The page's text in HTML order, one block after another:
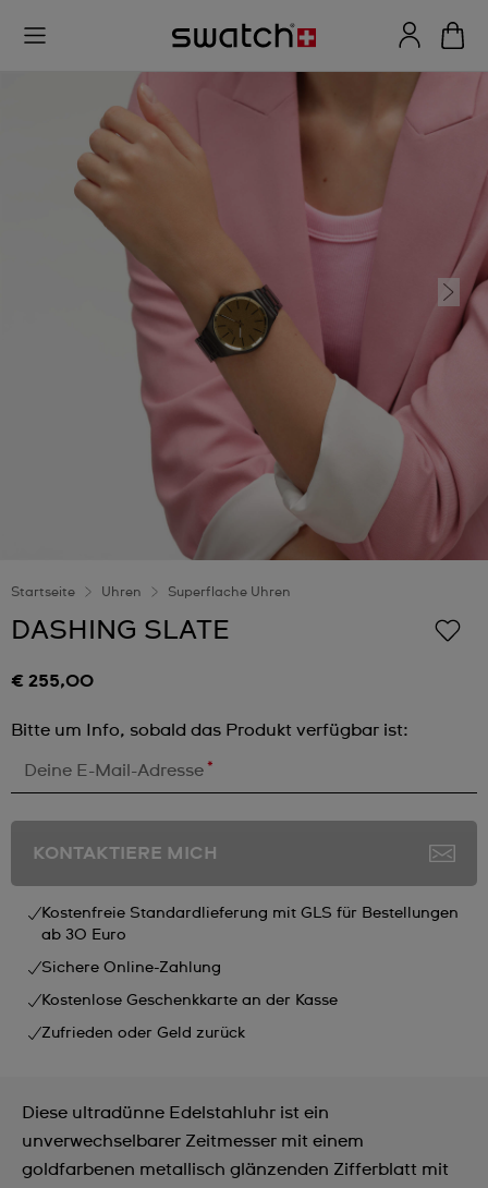
Startseite Uhren Superflache Uhren
DASHING SLATE
€ 255,00
Bitte um Info, sobald das Produkt verfügbar ist:
Deine E-Mail-Adresse *
KONTAKTIERE MICH
Kostenfreie Standardlieferung mit GLS für Bestellungen
ab 30 Euro
Sichere Online-Zahlung
Kostenlose Geschenkkarte an der Kasse
Zufrieden oder Geld zurück
Diese ultradünne Edelstahluhr ist ein
unverwechselbarer Zeitmesser mit einem
goldfarbenen metallisch glänzenden Zifferblatt mit